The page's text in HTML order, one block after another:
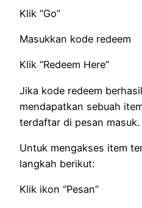
Klik “Go”
Masukkan kode redeem
Klik “Redeem Here”
Jika kode redeem
mendapatkan sebuah
terdaftar di pesan masuk.
Untuk mengakses item
langkah berikut:
Klik ikon “Pesan”